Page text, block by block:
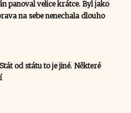
panoval velice krátce. Byl jako
na sebe nenechala dlouho
od státu to je jiné. Některé